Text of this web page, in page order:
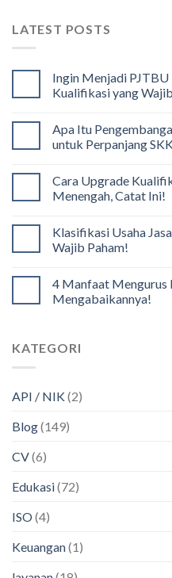
LATEST POSTS
Ingin Menjadi PJTBU
Kualifikasi yang
Apa Itu
untuk Perpanjang
Cara Upgrade
Menengah, Catat Ini!
Klasifikasi Usaha
Wajib Paham!
4 Manfaat Mengurus
Mengabaikannya!
KATEGORI
API / NIK(2)
Blog(149)
CV(6)
Edukasi(72)
ISO(4)
Keuangan(1)